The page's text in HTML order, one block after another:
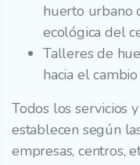
huerto urbano
ecológica del
Talleres de
hacia el
Todos los servicios
establecen según
empresas, centros,